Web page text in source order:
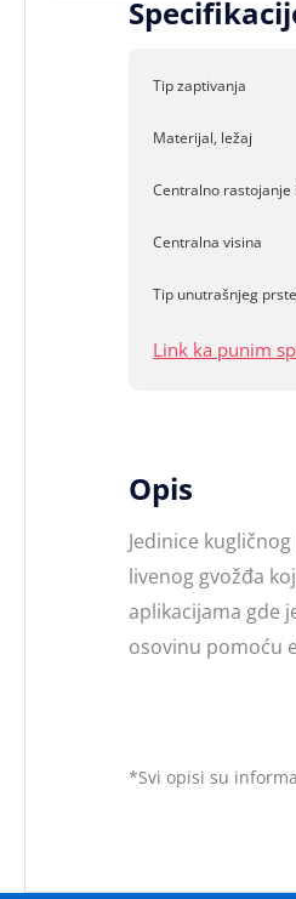
Tip zaptivanja
Materijal, ležaj
Centralno rastojanje
Centralna visina
Tip unutrašnjeg
Link ka punim
Opis
Jedinice
livenog gvožđa
aplikacijama gde
osovinu pomoću
*Svi opisi su